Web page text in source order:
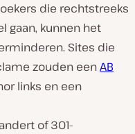
die rechtstreeks
gaan, kunnen het
Sites die
zouden eenAB
links en een
of 301-